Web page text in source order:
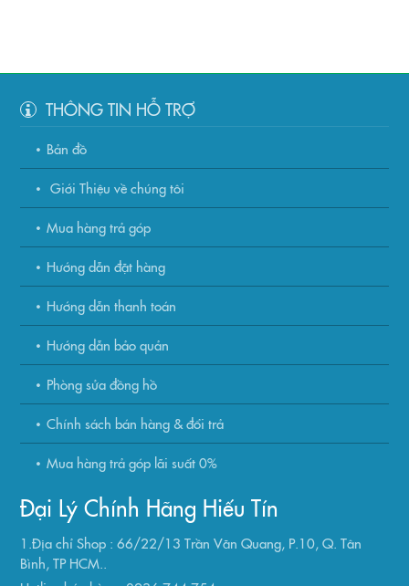
THÔNG TIN HỖ TRỢ
Bản đồ
Giới Thiệu về chúng tôi
Mua hàng trả góp
Hướng dẫn đặt hàng
Hướng dẫn thanh toán
Hướng dẫn bảo quản
Phòng sửa đồng hồ
Chính sách bán hàng & đổi trả
Mua hàng trả góp lãi suất 0%
Đại Lý Chính Hãng Hiếu Tín
1.Địa chỉ Shop : 66/22/13 Trần Văn Quang, P.10, Q. Tân
Bình, TP HCM..